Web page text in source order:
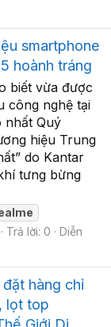
smartphone
hoành tráng
biết vừa được
công nghệ tại
nhất Quý
hiệu Trung
do Kantar
tưng bừng
Trả lời: 0
Diễn
hàng chỉ
lọt top